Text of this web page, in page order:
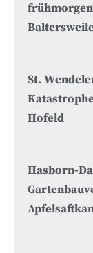
St.
Hofeld
Hasborn-